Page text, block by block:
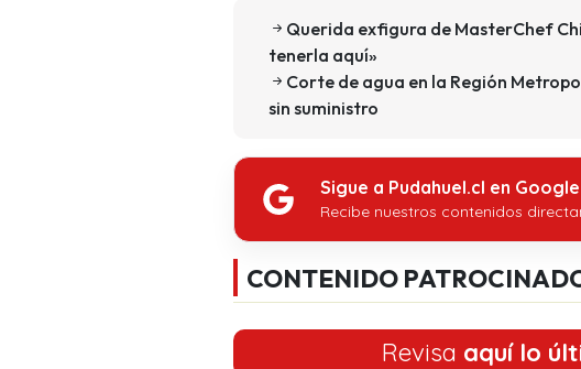
Querida exfigura de MasterChef
tenerla aquí»
Corte de agua en la Región
sin suministro
Sigue a Pudahuel.cl en
Recibe nuestros contenidos
CONTENIDO
Revisa aquí lo